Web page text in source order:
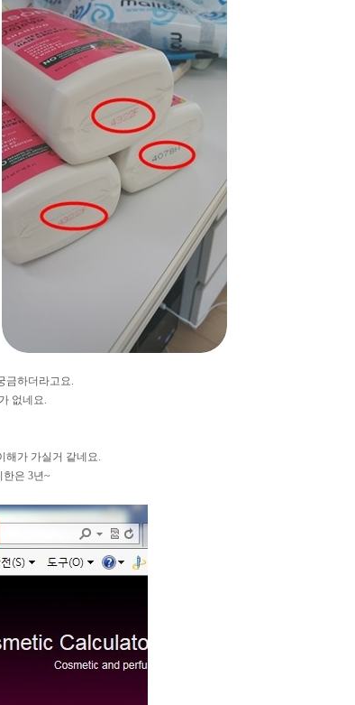
금하더라고요.
없네요.
해가 가실거 같네요.
한은 3년~